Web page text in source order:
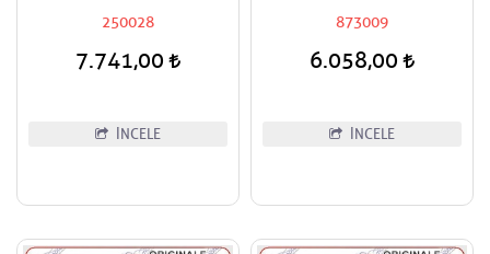
Performans Varyatör Çanak
250028
7.741,00
İNCELE
Adet Fiyatıdır
873009
6.058,00
İNCELE